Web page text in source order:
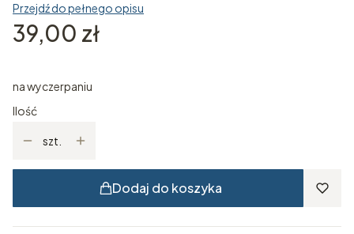
Przejdź do pełnego opisu
Cena
39,00 zł
na wyczerpaniu
Ilość
szt.
Dodaj do koszyka